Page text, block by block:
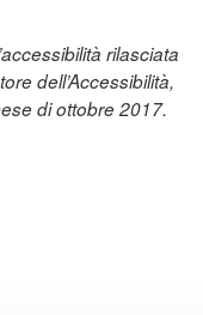
rilasciata
dell’Accessibilità,
di ottobre 2017.